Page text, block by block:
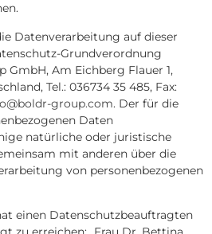
Datenverarbeitung auf dieser
Grundverordnung
GmbH, Am Eichberg Flauer 1,
Tel.: 036734 35 485, Fax:
group.com. Der für die
Daten
natürliche oder juristische
mit anderen über die
von personenbezogenen
einen Datenschutzbeauftragten